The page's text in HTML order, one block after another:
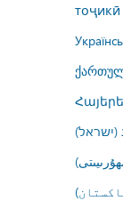
тоҷикӣ
(ישראל)